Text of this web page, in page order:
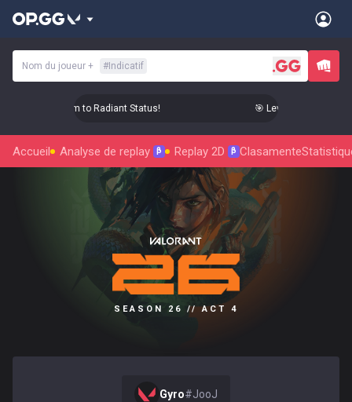
Nom du joueur + # Indicatif
Up Your Aim to Radiant Status! 🎯 Level Up Your Aim
Accueil Analyse de replay β Replay 2D β Clasamente
SEASON 26 // ACT 4
Gyro#JooJ